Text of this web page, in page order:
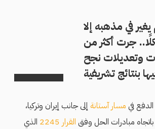
يغير في مذهبه إلا
جرت أكثر من
وتعديلات نجح
بنتائج تشريفية
في مسار آستانة إلى جانب إيران وتركيا،
مبادرات الحل وفق القرار 2245
الذي